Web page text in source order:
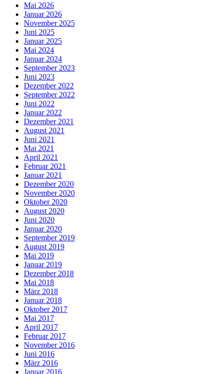
Mai 2026
Januar 2026
November 2025
Juni 2025
Januar 2025
Mai 2024
Januar 2024
September 2023
Juni 2023
Dezember 2022
September 2022
Juni 2022
Januar 2022
Dezember 2021
August 2021
Juni 2021
Mai 2021
April 2021
Februar 2021
Januar 2021
Dezember 2020
November 2020
Oktober 2020
August 2020
Juni 2020
Januar 2020
September 2019
August 2019
Mai 2019
Januar 2019
Dezember 2018
Mai 2018
März 2018
Januar 2018
Oktober 2017
Mai 2017
April 2017
Februar 2017
November 2016
Juni 2016
März 2016
Januar 2016